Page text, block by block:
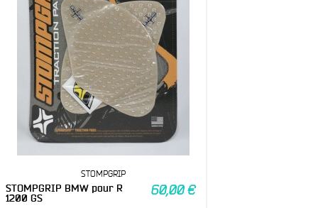
STOMPGRIP
STOMPGRIP BMW pour R
1200 GS
60,00 €